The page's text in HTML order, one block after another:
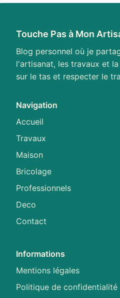
Touche Pas à Mon
Blog personnel où je
l'artisanat, les travaux et
sur le tas et respecter le
Navigation
Accueil
Travaux
Maison
Bricolage
Professionnels
Deco
Contact
Informations
Mentions légales
Politique de confidentialité